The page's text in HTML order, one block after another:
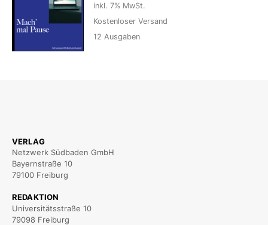
inkl. 7% MwSt.
Kostenloser Versand
12 Ausgaben
VERLAG
Netzwerk Südbaden GmbH
Bayernstraße 10
79100 Freiburg
REDAKTION
Universitätsstraße 10
79098 Freiburg